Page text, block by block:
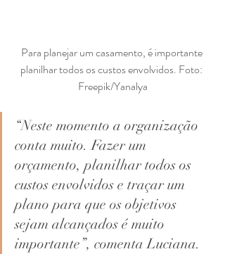
Para planejar um casamento, é importante
planilhar todos os custos envolvidos. Foto:
Freepik/Yanalya
“Neste momento a organização
conta muito. Fazer um
orçamento, planilhar todos os
custos envolvidos e traçar um
plano para que os objetivos
sejam alcançados é muito
importante”, comenta Luciana.